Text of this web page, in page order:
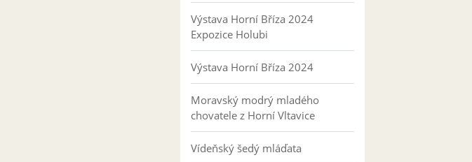
Výstava Horní Bříza 2024
Expozice Holubi
Výstava Horní Bříza 2024
Moravský modrý mladého
chovatele z Horní Vltavice
Vídeňský šedý mláďata